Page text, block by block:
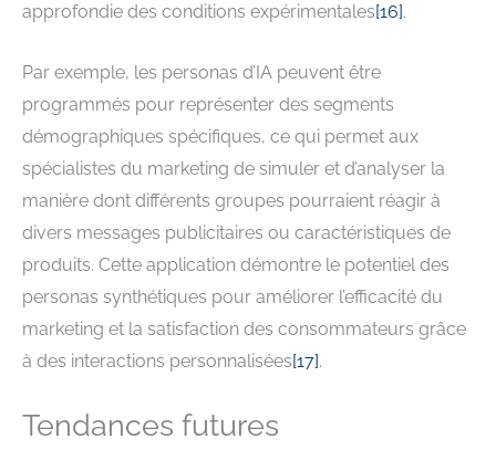
approfondie des conditions expérimentales[16].
Par exemple, les personas d’IA peuvent être
programmés pour représenter des segments
démographiques spécifiques, ce qui permet aux
spécialistes du marketing de simuler et d’analyser la
manière dont différents groupes pourraient réagir à
divers messages publicitaires ou caractéristiques de
produits. Cette application démontre le potentiel des
personas synthétiques pour améliorer l’efficacité du
marketing et la satisfaction des consommateurs grâce
à des interactions personnalisées[17].
Tendances futures